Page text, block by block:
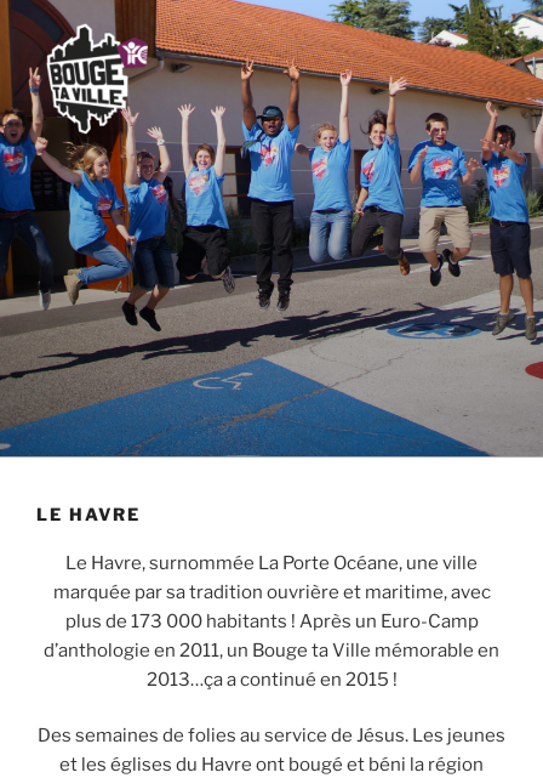
LE HAVRE
Le Havre, surnommée La Porte Océane, une ville
marquée par sa tradition ouvrière et maritime, avec
plus de 173 000 habitants ! Après un Euro-Camp
d’anthologie en 2011, un Bouge ta Ville mémorable en
2013…ça a continué en 2015 !
Des semaines de folies au service de Jésus. Les jeunes
et les églises du Havre ont bougé et béni la région